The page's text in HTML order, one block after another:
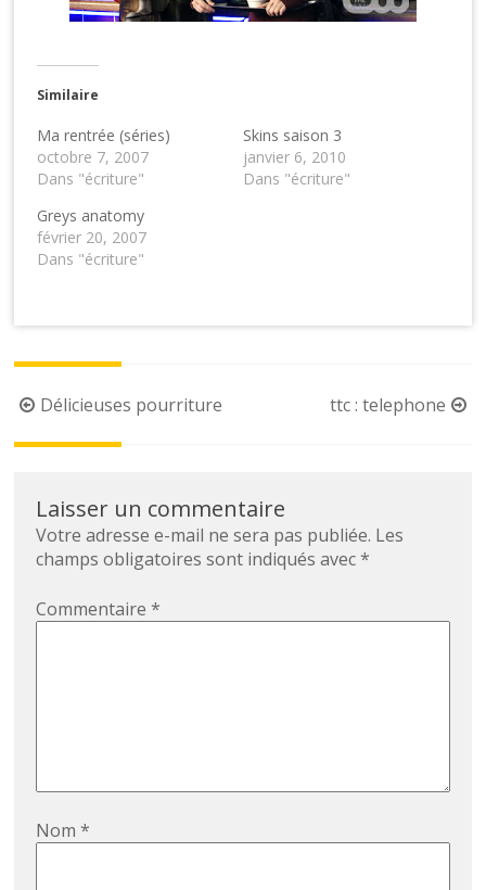
Similaire
Ma rentrée (séries)
octobre 7, 2007
Dans "écriture"
Skins saison 3
janvier 6, 2010
Dans "écriture"
Greys anatomy
février 20, 2007
Dans "écriture"
Post
navigation
Délicieuses pourriture ttc : telephone
Laisser un commentaire
Votre adresse e-mail ne sera pas publiée. Les
champs obligatoires sont indiqués avec*
Commentaire*
Nom*